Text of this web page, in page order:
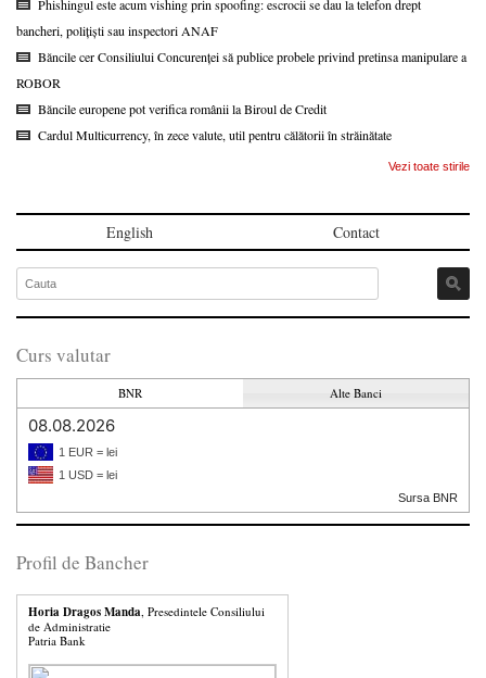
Phishingul este acum vishing prin spoofing: escrocii se dau la telefon drept
bancheri, polițiști sau inspectori ANAF
Băncile cer Consiliului Concurenței să publice probele privind pretinsa manipulare a
ROBOR
Băncile europene pot verifica românii la Biroul de Credit
Cardul Multicurrency, în zece valute, util pentru călătorii în străinătate
Vezi toate stirile
English Contact
Curs valutar
BNR Alte Banci
08.08.2026
1 EUR = lei
1 USD = lei
Sursa BNR
Profil de Bancher
Horia Dragos Manda, Presedintele Consiliului
de Administratie
Patria Bank